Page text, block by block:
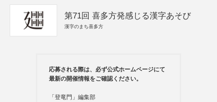
第71回 喜多方発感じる漢字あそび
漢字のまち喜多方
応募される際は、必ず公式ホームページにて
最新の開催情報をご確認ください。
「登竜門」編集部